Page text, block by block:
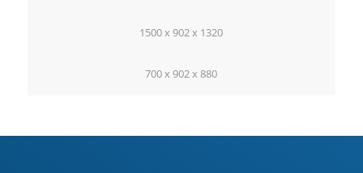
1500 x 902 x 1320
700 x 902 x 880